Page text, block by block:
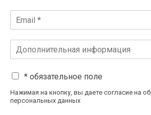
* обязательное поле
Нажимая на кнопку, вы даете согласие на
персональных данных